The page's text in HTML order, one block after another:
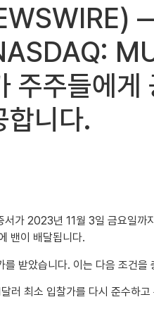
주들에게
합니다.
가 2023년 11월 3일 금요일까
밴이 배달됩니다.
았습니다. 이는 다음 조건을
최소 입찰가를 다시 준수하고